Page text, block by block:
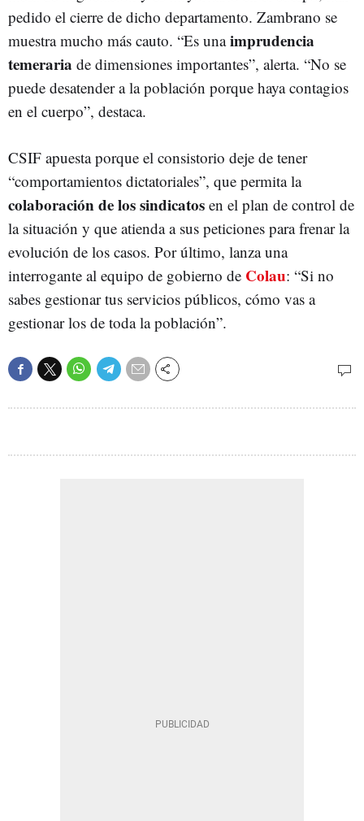
pedido el cierre de dicho departamento. Zambrano se
muestra mucho más cauto. “Es unaimprudencia
temeraria de dimensiones importantes”, alerta. “No se
puede desatender a la población porque haya contagios
en el cuerpo”, destaca.
CSIF apuesta porque el consistorio deje de tener
“comportamientos dictatoriales”, que permita la
colaboración de los sindicatos en el plan de control de
la situación y que atienda a sus peticiones para frenar la
evolución de los casos. Por último, lanza una
interrogante al equipo de gobierno de Colau: “Si no
sabes gestionar tus servicios públicos, cómo vas a
gestionar los de toda la población”.